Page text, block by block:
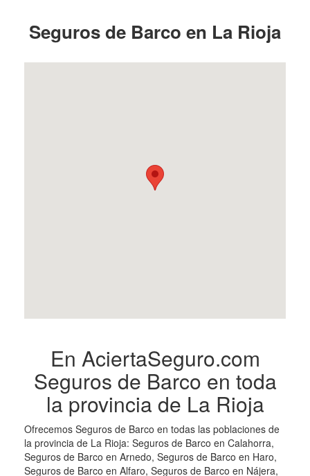
Seguros de Barco en La Rioja
En AciertaSeguro.com
Seguros de Barco en toda
la provincia de La Rioja
Ofrecemos Seguros de Barco en todas las poblaciones de
la provincia de La Rioja: Seguros de Barco en Calahorra,
Seguros de Barco en Arnedo, Seguros de Barco en Haro,
Seguros de Barco en Alfaro, Seguros de Barco en Nájera,